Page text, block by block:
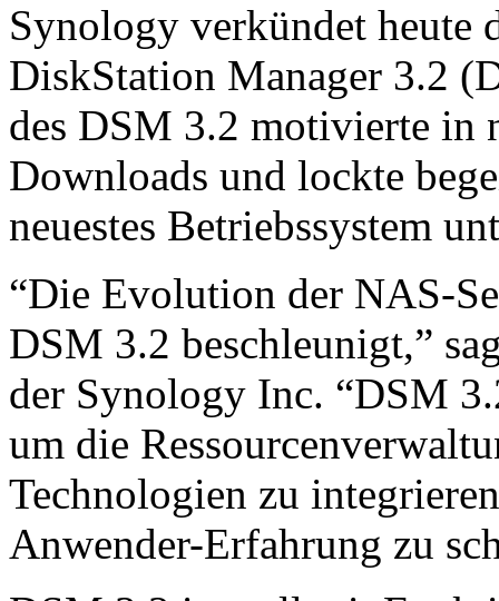
Synology verkündet heute
DiskStation Manager 3.2
des DSM 3.2 motivierte in
Downloads und lockte
neuestes Betriebssystem
“Die Evolution der NAS-
DSM 3.2 beschleunigt,”
der Synology Inc. “DSM
um die
Technologien zu
Anwender-Erfahrung zu